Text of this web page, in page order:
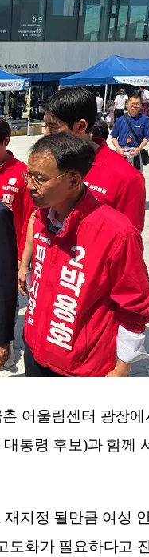
어울림센터 광장
통령 후보)과 함께
재지정 될만큼 여
도화가 필요하다고